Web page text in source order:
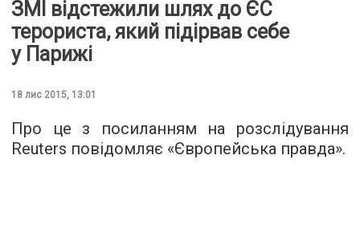
ЗМІ відстежили шлях до ЄС
терориста, який підірвав себе
у Парижі
18 лис 2015, 13:01
Про це з посиланням на розслідування
Reuters повідомляє «Європейська правда».